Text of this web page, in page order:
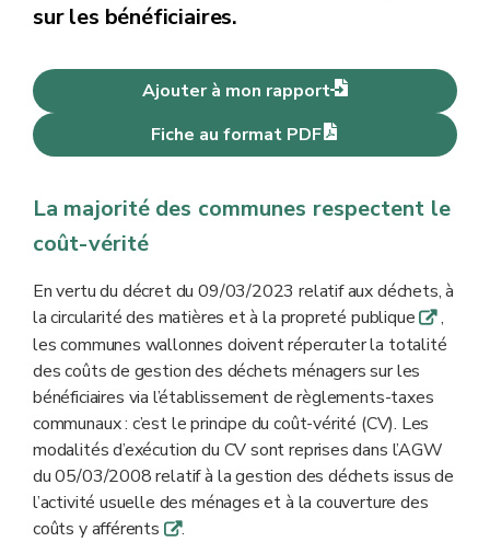
sur les bénéficiaires.
Ajouter à mon rapport
Fiche au format PDF
La majorité des communes respectent le
coût-vérité
En vertu du décret du 09/03/2023 relatif aux déchets, à
la circularité des matières et à la propreté publiqueq ,
les communes wallonnes doivent répercuter la totalité
des coûts de gestion des déchets ménagers sur les
bénéficiaires via l’établissement de règlements-taxes
communaux : c’est le principe du coût-vérité (CV). Les
modalités d’exécution du CV sont reprises dans l’AGW
du 05/03/2008 relatif à la gestion des déchets issus de
l’activité usuelle des ménages et à la couverture des
coûts y afférents q.